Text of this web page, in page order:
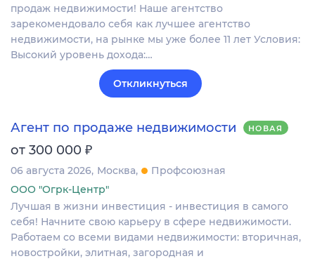
продаж недвижимости! Наше агентство
зарекомендовало себя как лучшее агентство
недвижимости, на рынке мы уже более 11 лет Условия:
Высокий уровень дохода:…
Откликнуться
Агент по продаже недвижимости НОВАЯ
от 300 000 ₽
06 августа 2026 Москва
Профсоюзная
ООО "Огрк-Центр"
Лучшая в жизни инвестиция - инвестиция в самого
себя! Начните свою карьеру в сфере недвижимости.
Работаем со всеми видами недвижимости: вторичная,
новостройки, элитная, загородная и